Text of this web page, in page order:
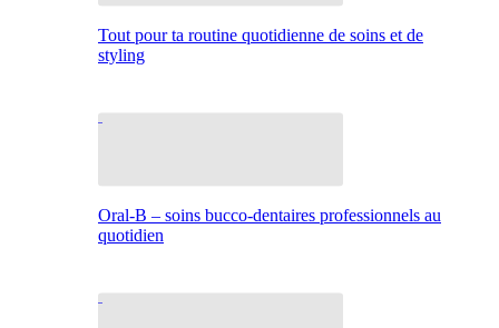
Tout pour ta routine quotidienne de soins et de
styling
Oral-B – soins bucco-dentaires professionnels au
quotidien